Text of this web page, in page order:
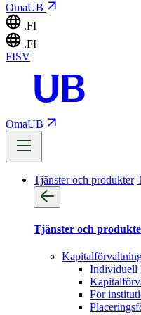
OmaUB
.FI
.FI
FISV
OmaUB
Tjänster och produkter
Tjänster och
Individuell
För